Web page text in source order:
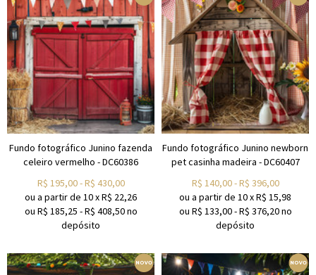
Fundo fotográfico Junino fazenda
celeiro vermelho - DC60386
R$ 195,00-R$ 430,00
ou a partir de 10xR$ 22,26
ou R$ 185,25 -R$ 408,50no
depósito
Fundo fotográfico Junino newborn
pet casinha madeira - DC60407
R$ 140,00-R$ 396,00
ou a partir de 10xR$ 15,98
ou R$ 133,00-R$ 376,20no
depósito